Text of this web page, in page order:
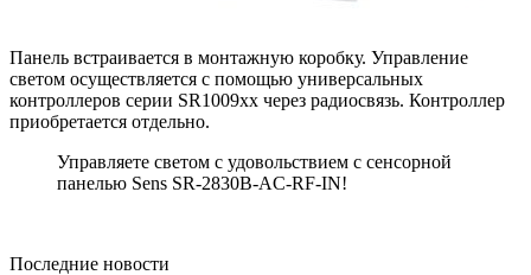
Панель встраивается в монтажную коробку. Управление
светом осуществляется с помощью универсальных
контроллеров серии SR1009xx через радиосвязь. Контроллер
приобретается отдельно.
Управляете светом с удовольствием с сенсорной
панелью Sens SR-2830B-AC-RF-IN!
Последние новости